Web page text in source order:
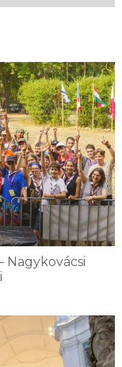
Nagykovácsi